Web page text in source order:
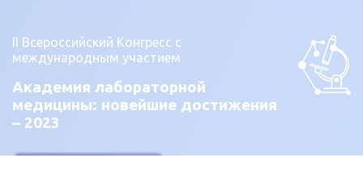
II Всероссийский Конгресс с
международным участием
Академия лабораторной
медицины: новейшие достижения
– 2023